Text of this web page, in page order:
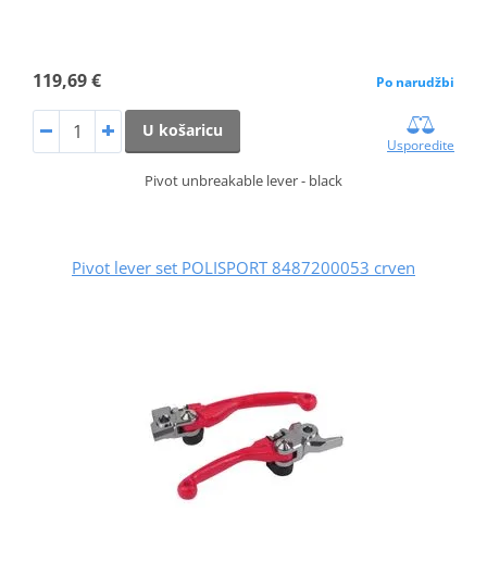
119,69 € Po narudžbi
U košaricu
Usporedite
Pivot unbreakable lever - black
Pivot lever set POLISPORT 8487200053 crven